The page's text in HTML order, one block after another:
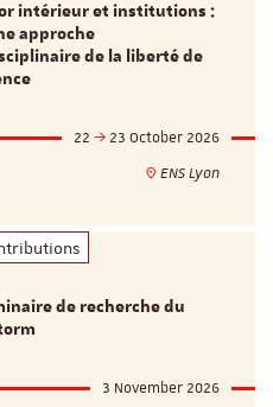
intérieur et institutions :
approche
de la liberté de
22
23 October 2026
ENS Lyon
de recherche du
3 November 2026